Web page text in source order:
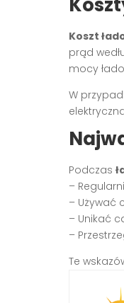
Koszt
prąd
mocy
W
Podczas
–
– Używać
– Unikać
–
Te